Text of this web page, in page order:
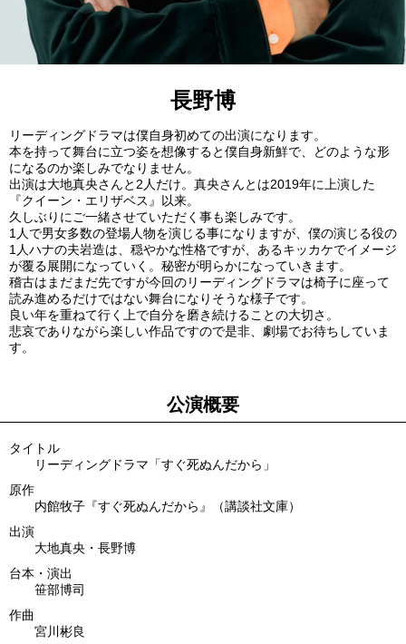
長野博
リーディングドラマは僕自身初めての出演になります。
本を持って舞台に立つ姿を想像すると僕自身新鮮で、どのような形
になるのか楽しみでなりません。
出演は大地真央さんと2人だけ。真央さんとは2019年に上演した
『クイーン・エリザベス』以来。
久しぶりにご一緒させていただく事も楽しみです。
1人で男女多数の登場人物を演じる事になりますが、僕の演じる役の
1人ハナの夫岩造は、穏やかな性格ですが、あるキッカケでイメージ
が覆る展開になっていく。秘密が明らかになっていきます。
稽古はまだまだ先ですが今回のリーディングドラマは椅子に座って
読み進めるだけではない舞台になりそうな様子です。
良い年を重ねて行く上で自分を磨き続けることの大切さ。
悲哀でありながら楽しい作品ですので是非、劇場でお待ちしていま
す。
公演概要
タイトル
リーディングドラマ「すぐ死ぬんだから」
原作
内館牧子『すぐ死ぬんだから』（講談社文庫）
出演
大地真央
長野博
台本・演出
笹部博司
作曲
宮川彬良